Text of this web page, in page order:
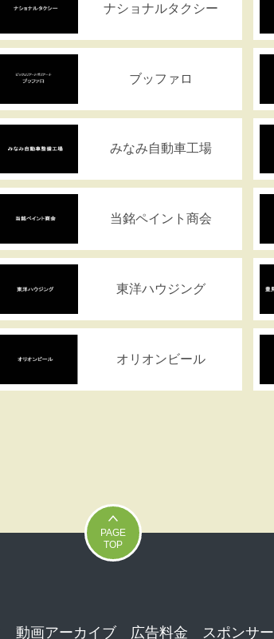
ナショナルタクシー
ブッファロ
みなみ自動車工場
当銘ペイント商会
東洋ハウジング
オリオンビール
PAGE
TOP
動画アーカイブ 広告料金 スポンサー